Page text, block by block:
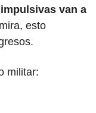
van a
esto
militar: